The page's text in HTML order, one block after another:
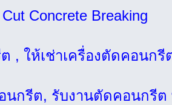
Concrete Breaking
, ให้เช่าเครื่องตัดคอนกรี
นกรีต, รับงานตัดคอนกรี